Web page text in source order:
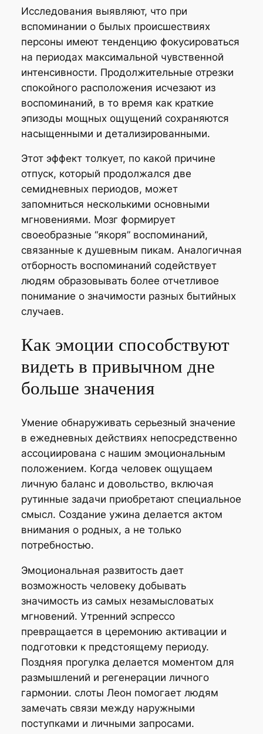
Исследования выявляют, что при
вспоминании о былых происшествиях
персоны имеют тенденцию фокусироваться
на периодах максимальной чувственной
интенсивности. Продолжительные отрезки
спокойного расположения исчезают из
воспоминаний, в то время как краткие
эпизоды мощных ощущений сохраняются
насыщенными и детализированными.
Этот эффект толкует, по какой причине
отпуск, который продолжался две
семидневных периодов, может
запомниться несколькими основными
мгновениями. Мозг формирует
своеобразные “якоря” воспоминаний,
связанные к душевным пикам. Аналогичная
отборность воспоминаний содействует
людям образовывать более отчетливое
понимание о значимости разных бытийных
случаев.
Как эмоции способствуют
видеть в привычном дне
больше значения
Умение обнаруживать серьезный значение
в ежедневных действиях непосредственно
ассоциирована с нашим эмоциональным
положением. Когда человек ощущаем
личную баланс и довольство, включая
рутинные задачи приобретают специальное
смысл. Создание ужина делается актом
внимания о родных, а не только
потребностью.
Эмоциональная развитость дает
возможность человеку добывать
значимость из самых незамысловатых
мгновений. Утренний эспрессо
превращается в церемонию активации и
подготовки к предстоящему периоду.
Поздняя прогулка делается моментом для
размышлений и регенерации личного
гармонии. слоты Леон помогает людям
замечать связи между наружными
поступками и личными запросами.